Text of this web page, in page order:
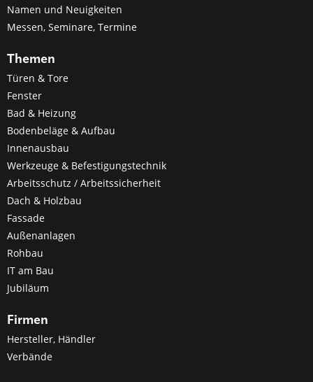
Namen und Neuigkeiten
Messen, Seminare, Termine
Themen
Türen & Tore
Fenster
Bad & Heizung
Bodenbeläge & Aufbau
Innenausbau
Werkzeuge & Befestigungstechnik
Arbeitsschutz / Arbeitssicherheit
Dach & Holzbau
Fassade
Außenanlagen
Rohbau
IT am Bau
Jubiläum
Firmen
Hersteller, Händler
Verbände